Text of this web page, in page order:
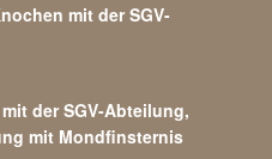
mit der SGV-
der SGV-Abteilung,
mit Mondfinsternis